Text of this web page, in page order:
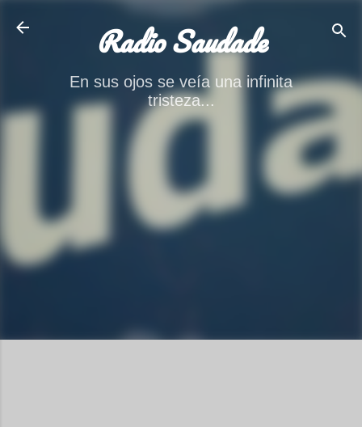
Radio Saudade
En sus ojos se veía una infinita
tristeza...